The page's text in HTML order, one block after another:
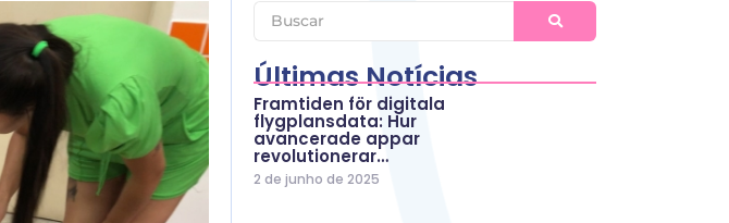
Últimas Notícias
Framtiden för digitala
flygplansdata: Hur
avancerade appar
revolutionerar…
2 de junho de 2025